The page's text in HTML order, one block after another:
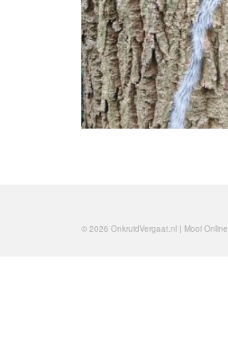
© 2026 OnkruidVergaat.nl | Mooi Online